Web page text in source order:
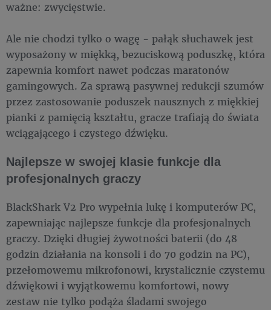
ważne: zwycięstwie.
Ale nie chodzi tylko o wagę - pałąk słuchawek jest
wyposażony w miękką, bezuciskową poduszkę, która
zapewnia komfort nawet podczas maratonów
gamingowych. Za sprawą pasywnej redukcji szumów
przez zastosowanie poduszek nausznych z miękkiej
pianki z pamięcią kształtu, gracze trafiają do świata
wciągającego i czystego dźwięku.
Najlepsze w swojej klasie funkcje dla
profesjonalnych graczy
BlackShark V2 Pro wypełnia lukę i komputerów PC,
zapewniając najlepsze funkcje dla profesjonalnych
graczy. Dzięki długiej żywotności baterii (do 48
godzin działania na konsoli i do 70 godzin na PC),
przełomowemu mikrofonowi, krystalicznie czystemu
dźwiękowi i wyjątkowemu komfortowi, nowy
zestaw nie tylko podąża śladami swojego